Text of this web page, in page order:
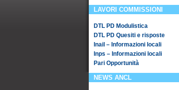
LAVORI COMMISSIONI
DTL PD Modulistica
DTL PD Quesiti e risposte
Inail – Informazioni locali
Inps – Informazioni locali
Pari Opportunità
NEWS ANCL